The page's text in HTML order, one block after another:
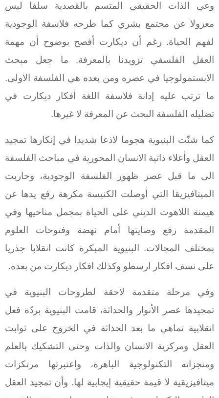
وعي الذات الحقيقي المتسم بالقصدية سلفا ليس
معزولا عن مجتمع بشري كما طرحه فلاسفة الوجودية
لفهم الحياة. رغم أن ديكارت أفصح بوضوح أن مهمة
العقل الفلسفي تزويدنا بالمعرفة. ما جعل مبحث
الابستمولوجيا في عصره ومن بعده هي الفلسفة الاولى.
ما ترتب عليه إدانة فلاسفة اللغة أفكار ديكارت في
تضليله الفلسفة البحث عن المعرفة لا غيرها.
كما شنّت البنيوية هجوما لاذعا شديدا في إنكارها تمجيد
العقل وأعلاء ذاتية الانسان المحورية في مباحث الفلسفة
الى ما قبل عصر ظهور الفلسفة الوجودية، وحاربت
الميتافيزيقا التي أوصلت الكنيسة مكرهة رفع يدها عن
هيمنة اللاهوت الديني على الحياة بمجمل مناحيها وفي
المقدمة رفع وصايتها أمام نهضة وفتوحات العلوم
بمختلف المجالات. البنيوية المبكرة كانت انقلابا جذريا
على نسف افكار ارسطو وكذلك افكار ديكارت من بعده.
وفي مرحلة متقدمة لاحقة لطروحات البنيوية في
تمجيدها عصر الأنوار والحداثة، قامت البنيوية بردّة فعل
انقلابية تماهي ما بعد الحداثة في الخروج على ثوابت
العقل ومركزية الانسان والذات وحتى التشكيك بالعلم
ومنجزاته التكنولوجية الباهرة، واعتبرتها مرتكزات
ميتافيزيقية لا قيمة حقيقية إيجابية لها. وأن تمجيد العقل